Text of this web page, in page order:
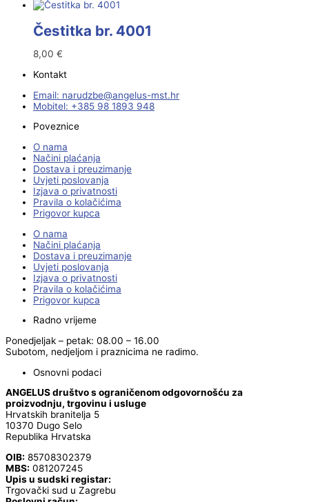
Čestitka br. 4001
8,00 €
Kontakt
Email:
rh.tsm-sulegna
@ebzduran
Mobitel: +385 98 1893 948
Poveznice
O nama
Načini plaćanja
Dostava i preuzimanje
Uvjeti poslovanja
Izjava o privatnosti
Pravila o kolačićima
Prigovor kupca
O nama
Načini plaćanja
Dostava i preuzimanje
Uvjeti poslovanja
Izjava o privatnosti
Pravila o kolačićima
Prigovor kupca
Radno vrijeme
Ponedjeljak – petak: 08.00 – 16.00
Subotom, nedjeljom i praznicima ne radimo.
Osnovni podaci
ANGELUS društvo s ograničenom odgovornošću za
proizvodnju, trgovinu i usluge
Hrvatskih branitelja 5
10370 Dugo Selo
Republika Hrvatska
OIB: 85708302379
MBS: 081207245
Upis u sudski registar:
Trgovački sud u Zagrebu